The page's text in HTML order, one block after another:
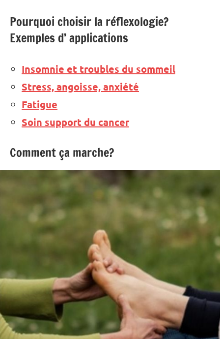
Pourquoi choisir la réflexologie?
Exemples d’ applications
Insomnie et troubles du sommeil
Stress, angoisse, anxiété
Fatigue
Soin support du cancer
Comment ça marche?